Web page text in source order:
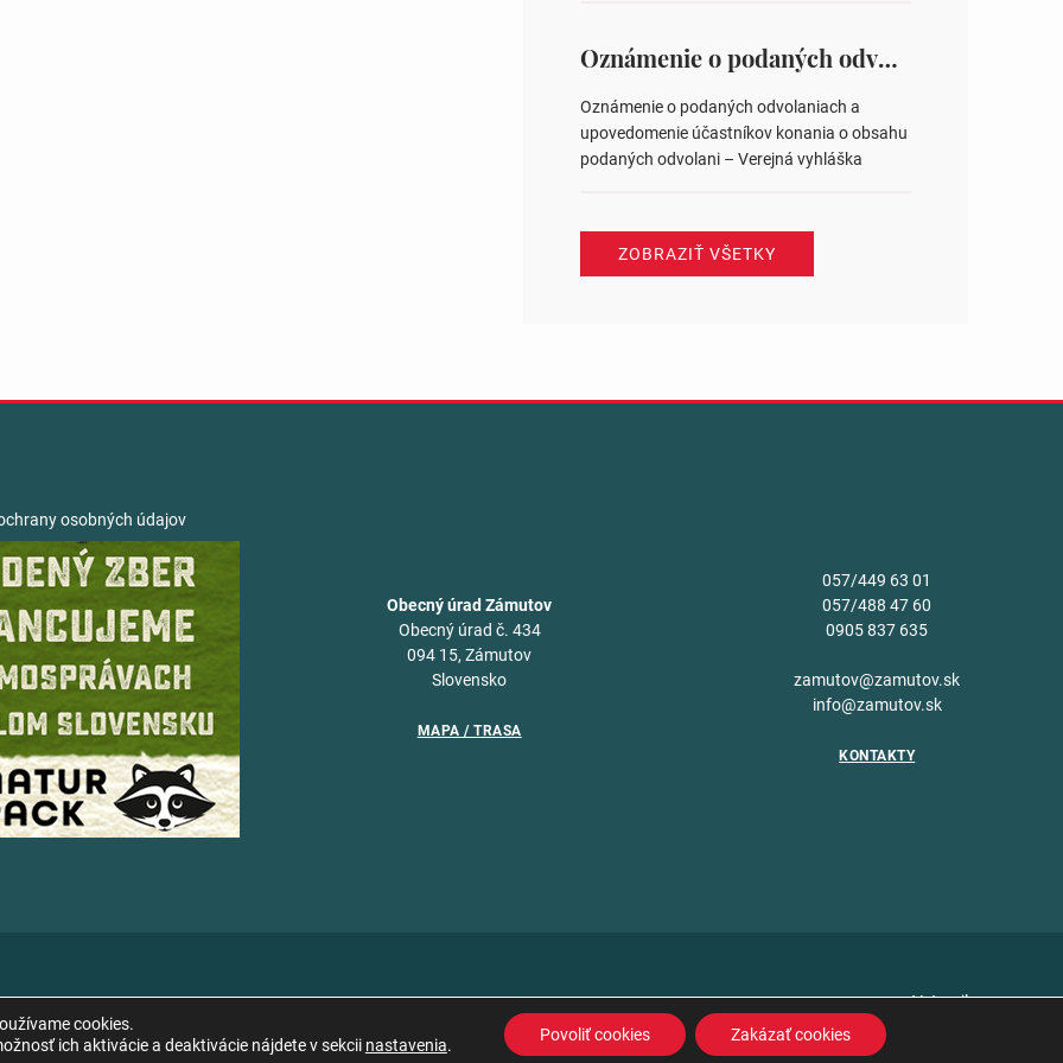
ysledky.html
Oznámenie o podaných odvolaniach a upovedomenie účastníkov konania o obsahu podaných odvolani – Verejná vyhláška
Oznámenie o podaných odvolaniach a
upovedomenie účastníkov konania o obsahu
podaných odvolani – Verejná vyhláška
ZOBRAZIŤ VŠETKY
osobných údajov
Obecný úrad Zámutov
Obecný úrad č. 434
094 15, Zámutov
Slovensko
MAPA / TRASA
057/449 63 01
057/488 47 60
0905 837 635
zamutov@zamutov.sk
info@zamutov.sk
KONTAKTY
Vytvoril
cookies.
ich aktivácie a deaktivácie nájdete v sekcii nastavenia.
Povoliť cookies Zakázať cookies